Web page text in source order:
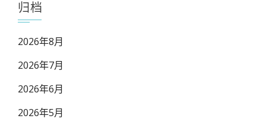
归档
2026年8月
2026年7月
2026年6月
2026年5月